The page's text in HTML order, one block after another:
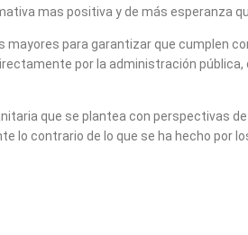
mas positiva y de más esperanza
para garantizar que cumplen
por la administración
que se plantea con perspectivas
contrario de lo que se ha hecho por